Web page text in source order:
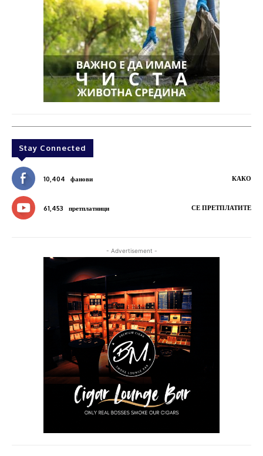
Stay Connected
10,404 фанови КАКО
61,453 претплатници СЕ ПРЕТПЛАТИТЕ
- Advertisement -